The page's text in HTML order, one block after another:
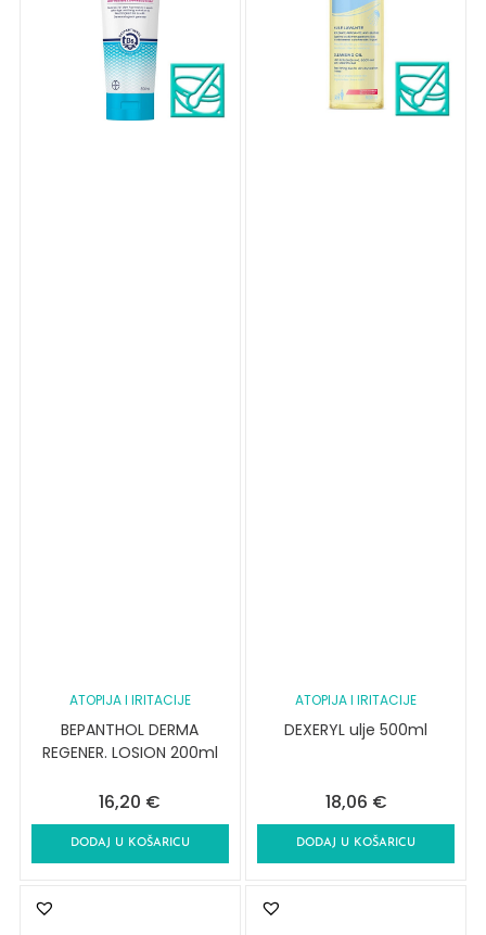
ATOPIJA I IRITACIJE
BEPANTHOL DERMA
REGENER. LOSION 200ml
16,20 €
DODAJ U KOŠARICU
ATOPIJA I IRITACIJE
DEXERYL ulje 500ml
18,06 €
DODAJ U KOŠARICU